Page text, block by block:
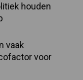
houden
vaak
voor